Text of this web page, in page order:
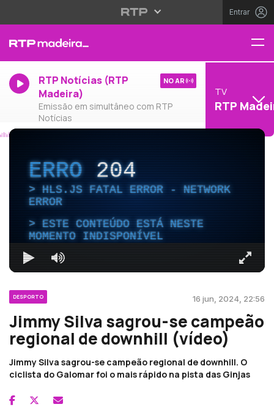
Entrar
RTP Notícias (RTP
Madeira)
Emissão em simultâneo com RTP
Notícias
NO AR
TV
RTP
ERRO204
HLS.JS FATAL ERROR - NETWORK
ERROR
ESTE CONTEÚDO ESTÁ NESTE
MOMENTO INDISPONÍVEL
DESPORTO 16 jun, 2024, 22:56
Jimmy Silva sagrou-se campeão
regional de downhill (vídeo)
Jimmy Silva sagrou-se campeão regional de downhill. O
ciclista do Galomar foi o mais rápido na pista das Ginjas